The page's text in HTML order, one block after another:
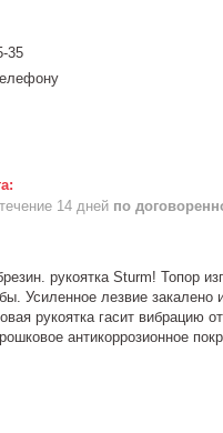
35
14 дней по
рукоятка Sturm! Топор
Усиленное лезвие
рукоятка гасит вибрацию
антикоррозионное